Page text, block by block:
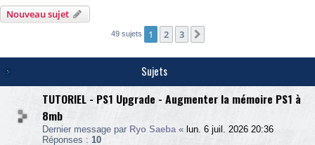
Nouveau sujet
49 sujets 1 2 3
Sujets
TUTORIEL - PS1 Upgrade - Augmenter la mémoire PS1 à
8mb
Dernier message par Ryo Saeba« lun. 6 juil. 2026 20:36
Réponses : 10